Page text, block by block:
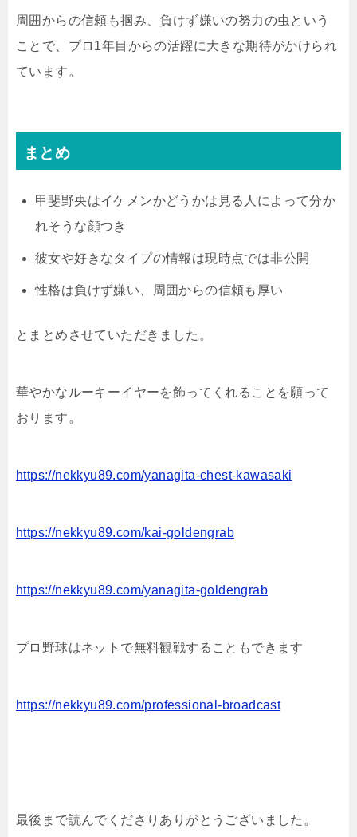
周囲からの信頼も掴み、負けず嫌いの努力の虫という
ことで、プロ1年目からの活躍に大きな期待がかけられ
ています。
まとめ
甲斐野央はイケメンかどうかは見る人によって分か
れそうな顔つき
彼女や好きなタイプの情報は現時点では非公開
性格は負けず嫌い、周囲からの信頼も厚い
とまとめさせていただきました。
華やかなルーキーイヤーを飾ってくれることを願って
おります。
https://nekkyu89.com/yanagita-chest-kawasaki
https://nekkyu89.com/kai-goldengrab
https://nekkyu89.com/yanagita-goldengrab
プロ野球はネットで無料観戦することもできます
https://nekkyu89.com/professional-broadcast
最後まで読んでくださりありがとうございました。